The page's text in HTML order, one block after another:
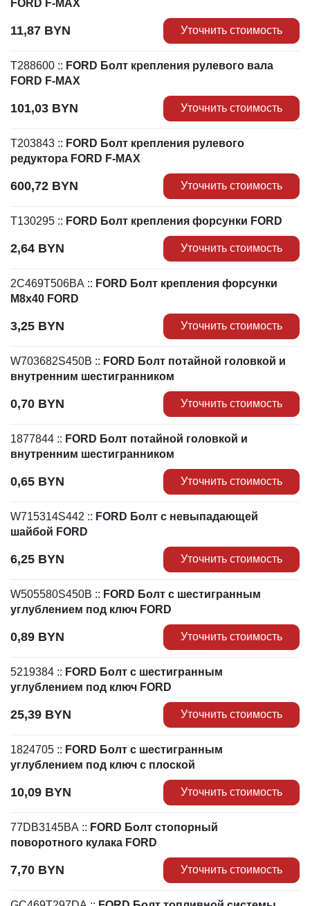
FORD F-MAX
11,87 BYN Уточнить стоимость
T288600 :: FORD Болт крепления рулевого вала
FORD F-MAX
101,03 BYN Уточнить стоимость
T203843 :: FORD Болт крепления рулевого
редуктора FORD F-MAX
600,72 BYN Уточнить стоимость
T130295 :: FORD Болт крепления форсунки FORD
2,64 BYN Уточнить стоимость
2C469T506BA :: FORD Болт крепления форсунки
M8х40 FORD
3,25 BYN Уточнить стоимость
W703682S450B :: FORD Болт потайной головкой и
внутренним шестигранником
0,70 BYN Уточнить стоимость
1877844 :: FORD Болт потайной головкой и
внутренним шестигранником
0,65 BYN Уточнить стоимость
W715314S442 :: FORD Болт с невыпадающей
шайбой FORD
6,25 BYN Уточнить стоимость
W505580S450B :: FORD Болт с шестигранным
углублением под ключ FORD
0,89 BYN Уточнить стоимость
5219384 :: FORD Болт с шестигранным
углублением под ключ FORD
25,39 BYN Уточнить стоимость
1824705 :: FORD Болт с шестигранным
углублением под ключ с плоской
10,09 BYN Уточнить стоимость
77DB3145BA :: FORD Болт стопорный
поворотного кулака FORD
7,70 BYN Уточнить стоимость